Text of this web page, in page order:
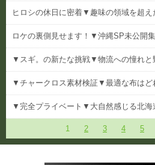
ヒロシの休日に密着▼趣味の領域を超え
ロケの裏側見せます！▼沖縄SP未公開
▼スギ。の新たな挑戦▼物流への憧れと
▼チャークロス素材検証▼最適な布はど
▼完全プライベート▼大自然感じる北海
1 2 3 4 5